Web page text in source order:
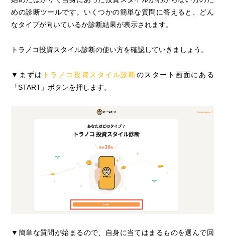
めの診断ツールです。いくつかの簡単な質問に答えると、どん
なタイプが向いているか診断結果が表示されます。
トラノコ投資スタイル診断の使い方を確認していきましょう。
▼まずは トラノコ投資スタイル診断のスタート画面にある
「START」ボタンを押します。
▼簡単な質問が始まるので、自身に当てはまるものを選んで回